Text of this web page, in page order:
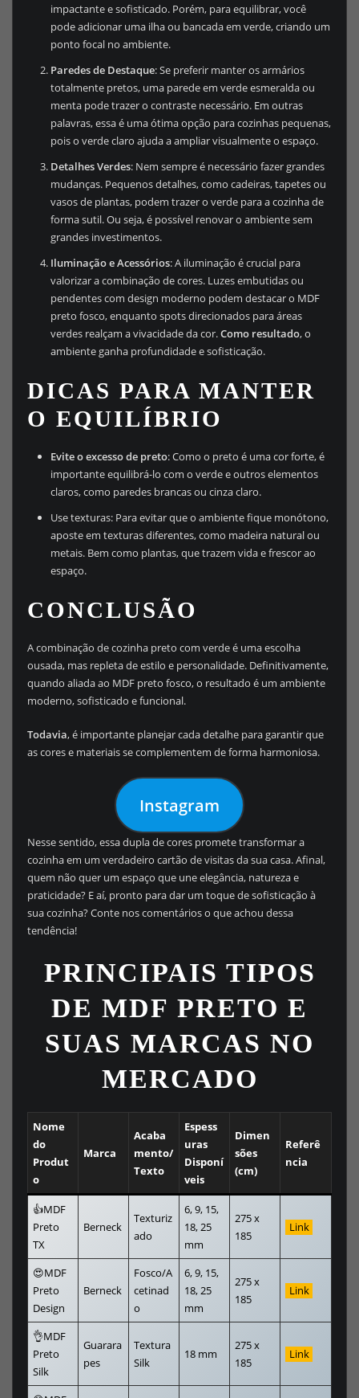
impactante e sofisticado. Porém, para equilibrar, você
pode adicionar uma ilha ou bancada em verde, criando um
ponto focal no ambiente.
Paredes de Destaque: Se preferir manter os armários
totalmente pretos, uma parede em verde esmeralda ou
menta pode trazer o contraste necessário. Em outras
palavras, essa é uma ótima opção para cozinhas pequenas,
pois o verde claro ajuda a ampliar visualmente o espaço.
Detalhes Verdes: Nem sempre é necessário fazer grandes
mudanças. Pequenos detalhes, como cadeiras, tapetes ou
vasos de plantas, podem trazer o verde para a cozinha de
forma sutil. Ou seja, é possível renovar o ambiente sem
grandes investimentos.
Iluminação e Acessórios: A iluminação é crucial para
valorizar a combinação de cores. Luzes embutidas ou
pendentes com design moderno podem destacar o MDF
preto fosco, enquanto spots direcionados para áreas
verdes realçam a vivacidade da cor.Como resultado, o
ambiente ganha profundidade e sofisticação.
DICAS PARA MANTER
O EQUILÍBRIO
Evite o excesso de preto: Como o preto é uma cor forte, é
importante equilibrá-lo com o verde e outros elementos
claros, como paredes brancas ou cinza claro.
Use texturas: Para evitar que o ambiente fique monótono,
aposte em texturas diferentes, como madeira natural ou
metais. Bem como plantas, que trazem vida e frescor ao
espaço.
CONCLUSÃO
A combinação de cozinha preto com verde é uma escolha
ousada, mas repleta de estilo e personalidade. Definitivamente,
quando aliada ao MDF preto fosco, o resultado é um ambiente
moderno, sofisticado e funcional.
Todavia, é importante planejar cada detalhe para garantir que
as cores e materiais se complementem de forma harmoniosa.
Instagram
Nesse sentido, essa dupla de cores promete transformar a
cozinha em um verdadeiro cartão de visitas da sua casa. Afinal,
quem não quer um espaço que une elegância, natureza e
praticidade? E aí, pronto para dar um toque de sofisticação à
sua cozinha? Conte nos comentários o que achou dessa
tendência!
PRINCIPAIS TIPOS
DE MDF PRETO E
SUAS MARCAS NO
MERCADO
Nome
do
Produt
o
Marca
Acaba
mento/
Texto
Espess
uras
Disponí
veis
Dimen
sões
(cm)
Referê
ncia
👍MDF
Preto
TX
Berneck
Texturiz
ado
6, 9, 15,
18, 25
mm
275 x
185
Link
😍MDF
Preto
Design
Berneck
Fosco/A
cetinad
o
6, 9, 15,
18, 25
mm
275 x
185
Link
👌MDF
Preto
Silk
Guarara
pes
Textura
Silk
18 mm
275 x
185
Link